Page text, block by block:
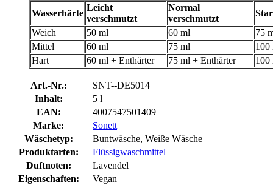
Wasserhärte
Leicht
verschmutzt
Normal
verschmutzt
Weich
50 ml 60 ml
75
Mittel
60 ml 75 ml
100
Hart
60 ml + Enthärter 75 ml + Enthärter 100
Art.-Nr.:
SNT--DE5014
Inhalt:
5 l
EAN:
4007547501409
Marke:
Sonett
Wäschetyp:
Buntwäsche, Weiße Wäsche
Produktarten:
Flüssigwaschmittel
Duftnoten:
Lavendel
Eigenschaften:
Vegan